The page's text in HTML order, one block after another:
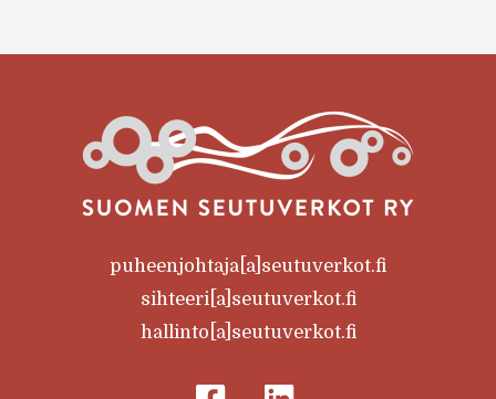
puheenjohtaja[a]seutuverkot.fi
sihteeri[a]seutuverkot.fi
hallinto[a]seutuverkot.fi